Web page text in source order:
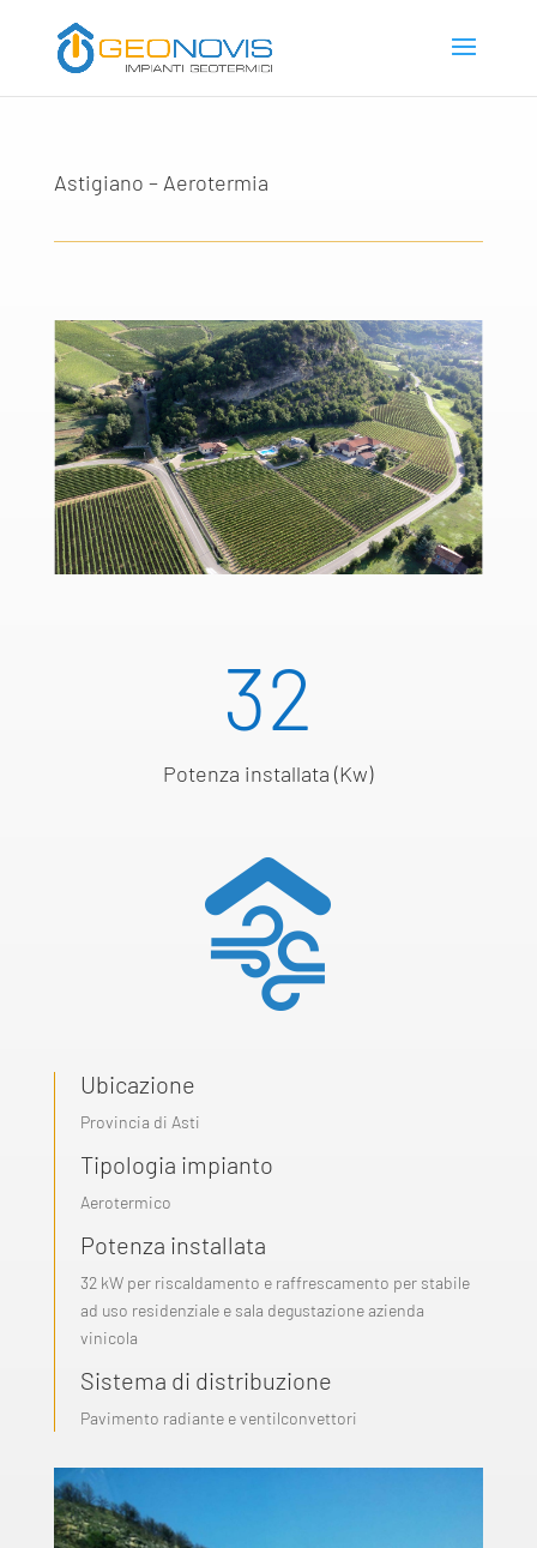
Astigiano – Aerotermia
32
Potenza installata (Kw)
Ubicazione
Provincia di Asti
Tipologia impianto
Aerotermico
Potenza installata
32 kW per riscaldamento e raffrescamento per stabile
ad uso residenziale e sala degustazione azienda
vinicola
Sistema di distribuzione
Pavimento radiante e ventilconvettori